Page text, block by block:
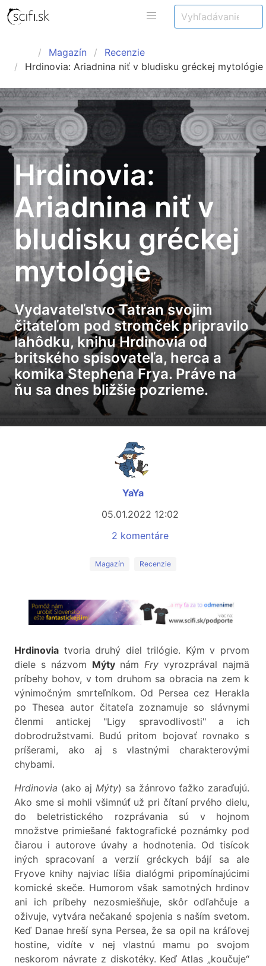
Magazín
Recenzie
Hrdinovia: Ariadnina niť v bludisku gréckej mytológie
Hrdinovia:
Ariadnina niť v
bludisku gréckej
mytológie
Vydavateľstvo Tatran svojim
čitateľom pod stromček pripravilo
lahôdku, knihu Hrdinovia od
britského spisovateľa, herca a
komika Stephena Frya. Práve na
ňu sa dnes bližšie pozrieme.
YaYa
05.01.2022 12:02
2 komentáre
Magazín Recenzie
Hrdinovia tvoria druhý diel trilógie. Kým v prvom
diele s názvom MýtynámFry vyrozprával najmä
príbehy bohov, v tom druhom sa obracia na zem k
výnimočným smrteľníkom. Od Persea cez Herakla
po Thesea autor čitateľa zoznamuje so slávnymi
členmi antickej "Ligy spravodlivosti" a ich
dobrodružstvami. Budú pritom bojovať rovnako s
príšerami, ako aj s vlastnými charakterovými
chybami.
Hrdinovia (ako ajMýty) sa žánrovo ťažko zaraďujú.
Ako sme si mohli všimnúť už pri čítaní prvého dielu,
do beletristického rozprávania sú v hojnom
množstve primiešané faktografické poznámky pod
čiarou i autorove úvahy a hodnotenia. Od tisícok
iných spracovaní a verzií gréckych bájí sa ale
Fryove knihy najviac líšia dialógmi pripomínajúcimi
komické skeče. Humorom však samotných hrdinov
ani ich príbehy nezosmiešňuje, skôr odľahčuje a
oživuje, vytvára nečakané spojenia s naším svetom.
Keď Danae hreší syna Persea, že sa opil na kráľovej
hostine, vidíte v nej vlastnú mamu po svojom
neskorom návrate z diskotéky. Keď Atlas „koučuje“